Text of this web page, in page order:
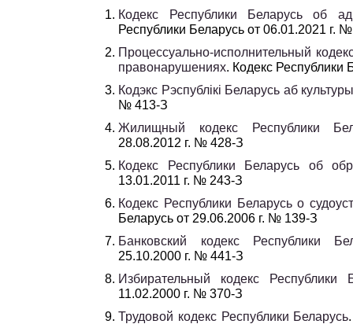
Кодекс Республики Беларусь об
Республики Беларусь от 06.01.2021 г.
Процессуально-исполнительный
правонарушениях. Кодекс Республики
Кодэкс Рэспублікі Беларусь аб
№ 413-З
Жилищный кодекс Республики
28.08.2012 г. № 428-З
Кодекс Республики Беларусь об
13.01.2011 г. № 243-З
Кодекс Республики Беларусь о
Беларусь от 29.06.2006 г. № 139-З
Банковский кодекс Республики
25.10.2000 г. № 441-З
Избирательный кодекс Республики
11.02.2000 г. № 370-З
Трудовой кодекс Республики Беларусь